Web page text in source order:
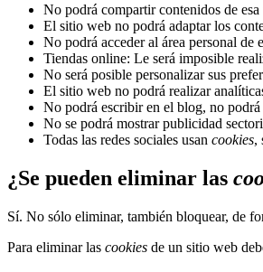
No podrá compartir contenidos de
El sitio web no podrá adaptar los
No podrá acceder al área personal de
Tiendas online: Le será imposible
No será posible personalizar sus
El sitio web no podrá realizar
No podrá escribir en el blog, no
No se podrá mostrar publicidad
Todas las redes sociales usan cookies,
¿Se pueden eliminar las
Sí. No sólo eliminar, también bloquear, de
Para eliminar las cookies de un sitio web